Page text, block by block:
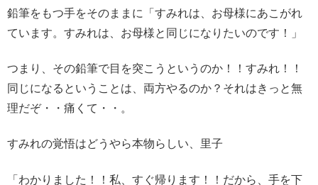
鉛筆をもつ手をそのままに「すみれは、お母様にあこがれ
ています。すみれは、お母様と同じになりたいのです！」
つまり、その鉛筆で目を突こうというのか！！すみれ！！
同じになるということは、両方やるのか？それはきっと無
理だぞ・・痛くて・・。
すみれの覚悟はどうやら本物らしい、里子
「わかりました！！私、すぐ帰ります！！だから、手を下